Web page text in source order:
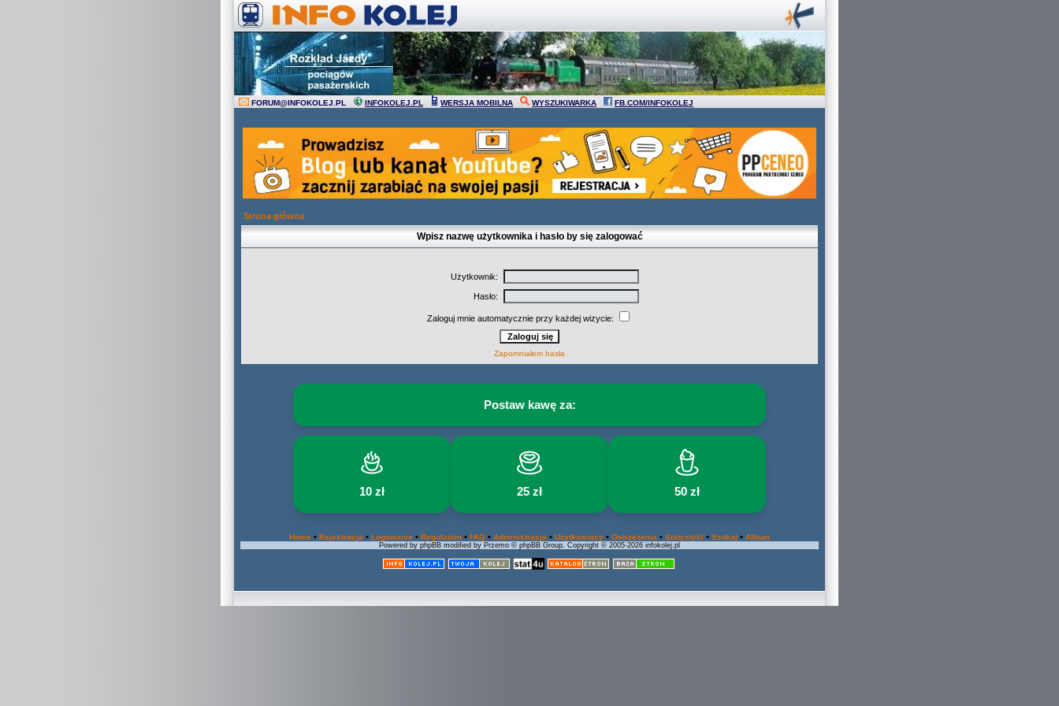
FORUM@INFOKOLEJ.PL INFOKOLEJ.PL WERSJA MOBILNA WYSZUKIWARKA FB.COM/INFOKOLEJ
Strona główna
Wpisz nazwę użytkownika i hasło by się zalogować
Użytkownik:
Hasło:
Zaloguj mnie automatycznie przy każdej wizycie:
Zapomniałem hasła
Postaw kawę za:
10 zł 25 zł 50 zł
Home • Rejestracja • Logowanie • Regulamin • FAQ • Administracja • Użytkownicy • Ostrzeżenia • Statystyki • Szukaj • Album
Powered by phpBB modified by Przemo © phpBB Group. Copyright © 2005-2026 infokolej.pl